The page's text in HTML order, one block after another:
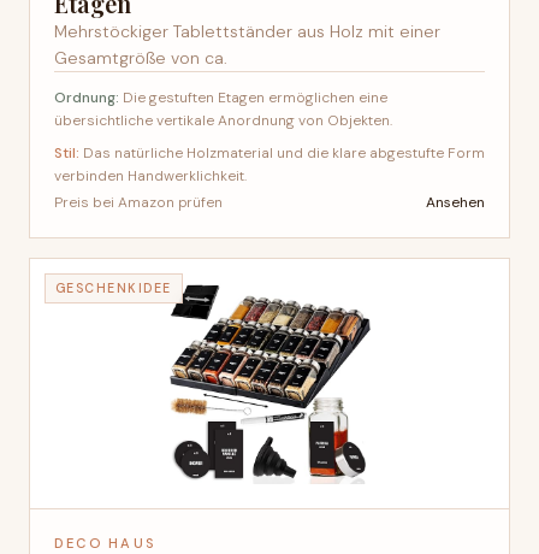
Mehrstöckiger Tablettständer aus Holz mit einer
Gesamtgröße von ca.
Ordnung: Die gestuften Etagen ermöglichen eine
übersichtliche vertikale Anordnung von Objekten.
Stil: Das natürliche Holzmaterial und die klare abgestufte Form
verbinden Handwerklichkeit.
Preis bei Amazon prüfen
Ansehen
GESCHENKIDEE
DECO HAUS